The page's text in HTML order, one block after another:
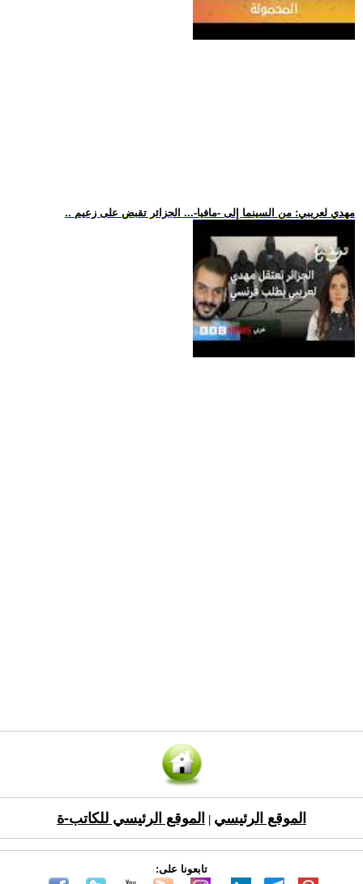
.. مهدي لعريبي: من السينما إلى -مافيا-... الجزائر تقبض على زعيم
الموقع الرئيسي الموقع الرئيسي للكاتب-ة
تابعونا على: